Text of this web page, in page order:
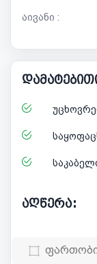
აივანი :
აღწერა: